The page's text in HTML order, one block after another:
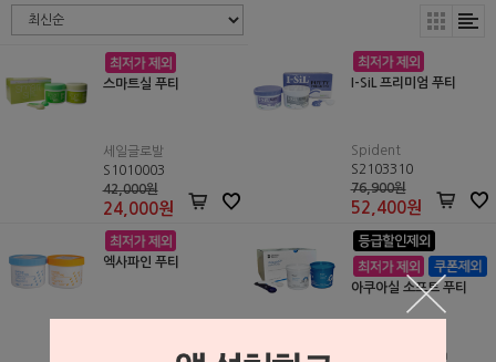
스마트실 푸티
세일글로발
S1010003
42,000원
24,000원
I-SiL 프리미엄 푸티
Spident
S2103310
76,900원
52,400원
엑사파인 푸티
아쿠아실 소프트 푸티
Dentsply Sirona